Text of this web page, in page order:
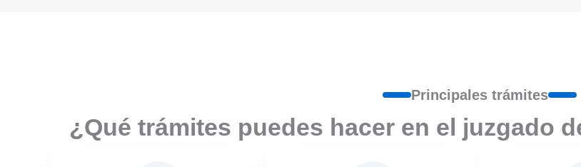
Principales trámites
¿Qué trámites puedes hacer en el juzgado